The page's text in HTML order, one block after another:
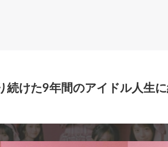
続けた9年間のアイドル人生